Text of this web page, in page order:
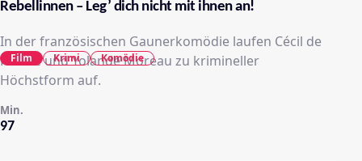
Rebellinnen – Leg’ dich nicht mit ihnen an!
In der französischen Gaunerkomödie laufen Cécil de
France und Yolande Moreau zu krimineller
Höchstform auf.
97
Min.
Film Krimi Komödie